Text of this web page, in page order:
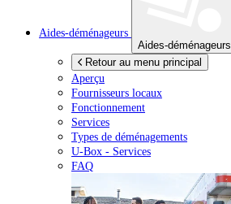
Aides-déménageurs
Aides-déménageurs
Retour au menu principal
Aperçu
Fournisseurs locaux
Fonctionnement
Services
Types de déménagements
U-Box - Services
FAQ